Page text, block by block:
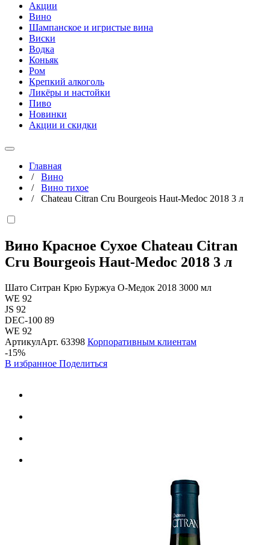
Акции
Вино
Шампанское и игристые вина
Виски
Водка
Коньяк
Ром
Крепкий алкоголь
Ликёры и настойки
Пиво
Новинки
Акции и скидки
Главная
/ Вино
/ Вино тихое
/ Chateau Citran Cru Bourgeois Haut-Medoc 2018 3 л
Вино Красное Сухое Chateau Citran
Cru Bourgeois Haut-Medoc 2018 3 л
Шато Ситран Крю Буржуа О-Медок 2018 3000 мл
WE 92
JS 92
DEC-100 89
WE 92
АртикулАрт. 63398 Корпоративным клиентам
-15%
В избранное Поделиться